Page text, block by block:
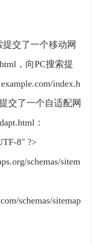
交了一个移动网
，向PC搜索提
index.h
交了一个自适配网
：
8" ?>
schemas/sitem
schemas/sitemap